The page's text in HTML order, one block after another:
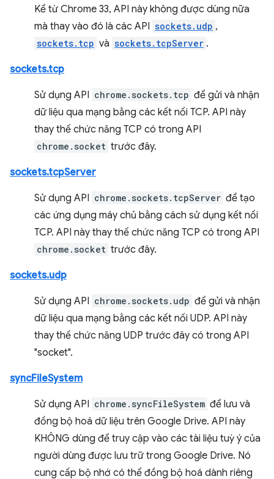
Kể từ Chrome 33, API này không được dùng nữa
mà thay vào đó là các API sockets.udp ,
sockets.tcp và sockets.tcpServer .
sockets.tcp
Sử dụng API chrome.sockets.tcp để gửi và nhận
dữ liệu qua mạng bằng các kết nối TCP. API này
thay thế chức năng TCP có trong API
chrome.socket trước đây.
sockets.tcpServer
Sử dụng API chrome.sockets.tcpServer để tạo
các ứng dụng máy chủ bằng cách sử dụng kết nối
TCP. API này thay thế chức năng TCP có trong API
chrome.socket trước đây.
sockets.udp
Sử dụng API chrome.sockets.udp để gửi và nhận
dữ liệu qua mạng bằng các kết nối UDP. API này
thay thế chức năng UDP trước đây có trong API
"socket".
syncFileSystem
Sử dụng API chrome.syncFileSystem để lưu và
đồng bộ hoá dữ liệu trên Google Drive. API này
KHÔNG dùng để truy cập vào các tài liệu tuỳ ý của
người dùng được lưu trữ trong Google Drive. Nó
cung cấp bộ nhớ có thể đồng bộ hoá dành riêng